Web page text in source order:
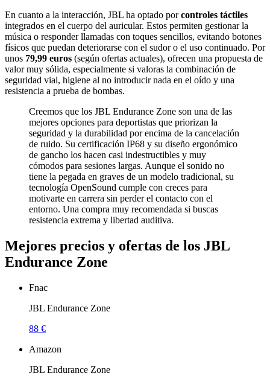
En cuanto a la interacción, JBL ha optado porcontroles táctiles
integrados en el cuerpo del auricular. Estos permiten gestionar la
música o responder llamadas con toques sencillos, evitando botones
físicos que puedan deteriorarse con el sudor o el uso continuado. Por
unos 79,99 euros (según ofertas actuales), ofrecen una propuesta de
valor muy sólida, especialmente si valoras la combinación de
seguridad vial, higiene al no introducir nada en el oído y una
resistencia a prueba de bombas.
Creemos que los JBL Endurance Zone son una de las
mejores opciones para deportistas que priorizan la
seguridad y la durabilidad por encima de la cancelación
de ruido. Su certificación IP68 y su diseño ergonómico
de gancho los hacen casi indestructibles y muy
cómodos para sesiones largas. Aunque el sonido no
tiene la pegada en graves de un modelo tradicional, su
tecnología OpenSound cumple con creces para
motivarte en carrera sin perder el contacto con el
entorno. Una compra muy recomendada si buscas
resistencia extrema y libertad auditiva.
Mejores precios y ofertas de los JBL
Endurance Zone
Fnac
JBL Endurance Zone
88 €
Amazon
JBL Endurance Zone